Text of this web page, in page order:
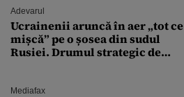
Adevarul
Ucrainenii aruncă în aer „tot ce
mișcă” pe o șosea din sudul
Rusiei. Drumul strategic de
Mediafax